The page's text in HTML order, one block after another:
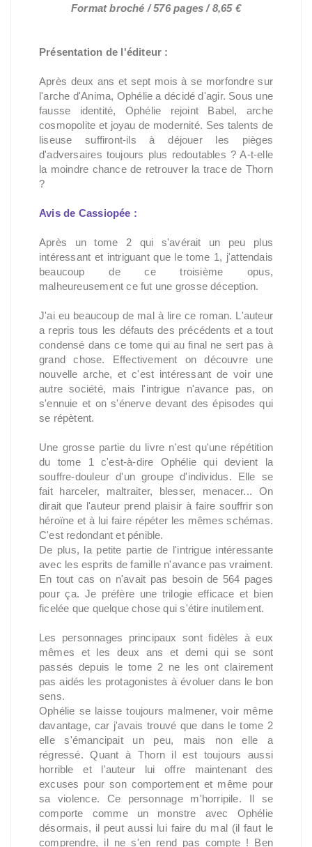
Format broché / 576 pages / 8,65 €
Présentation de l'éditeur :
Après deux ans et sept mois à se morfondre sur
l'arche d'Anima, Ophélie a décidé d'agir. Sous une
fausse identité, Ophélie rejoint Babel, arche
cosmopolite et joyau de modernité. Ses talents de
liseuse suffiront-ils à déjouer les pièges
d'adversaires toujours plus redoutables ? A-t-elle
la moindre chance de retrouver la trace de Thorn
?
Avis de Cassiopée :
Après un tome 2 qui s'avérait un peu plus
intéressant et intriguant que le tome 1, j'attendais
beaucoup de ce troisième opus,
malheureusement ce fut une grosse déception.
J'ai eu beaucoup de mal à lire ce roman. L'auteur
a repris tous les défauts des précédents et a tout
condensé dans ce tome qui au final ne sert pas à
grand chose. Effectivement on découvre une
nouvelle arche, et c'est intéressant de voir une
autre société, mais l'intrigue n'avance pas, on
s'ennuie et on s'énerve devant des épisodes qui
se répètent.
Une grosse partie du livre n'est qu'une répétition
du tome 1 c'est-à-dire Ophélie qui devient la
souffre-douleur d'un groupe d'individus. Elle se
fait harceler, maltraiter, blesser, menacer... On
dirait que l'auteur prend plaisir à faire souffrir son
héroïne et à lui faire répéter les mêmes schémas.
C'est redondant et pénible.
De plus, la petite partie de l'intrigue intéressante
avec les esprits de famille n'avance pas vraiment.
En tout cas on n'avait pas besoin de 564 pages
pour ça. Je préfère une trilogie efficace et bien
ficelée que quelque chose qui s'étire inutilement.
Les personnages principaux sont fidèles à eux
mêmes et les deux ans et demi qui se sont
passés depuis le tome 2 ne les ont clairement
pas aidés les protagonistes à évoluer dans le bon
sens.
Ophélie se laisse toujours malmener, voir même
davantage, car j'avais trouvé que dans le tome 2
elle s'émancipait un peu, mais non elle a
régressé. Quant à Thorn il est toujours aussi
horrible et l'auteur lui offre maintenant des
excuses pour son comportement et même pour
sa violence. Ce personnage m'horripile. Il se
comporte comme un monstre avec Ophélie
désormais, il peut aussi lui faire du mal (il faut le
comprendre, il ne s'en rend pas compte ! Ben